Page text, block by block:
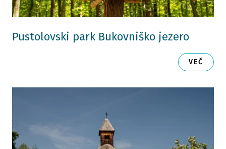
Pustolovski park Bukovniško jezero
VEČ